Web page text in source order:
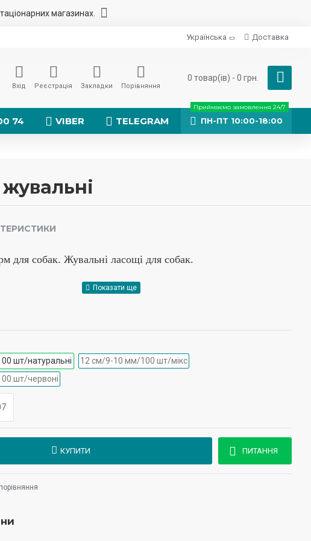
магазинах.
Українська Доставка
Вхід Реєстрація Закладки Порівняння
0 товар(ів) - 0 грн.
74 VIBER TELEGRAM ПН-ПТ 10:00-18:00
Приймаємо замовлення 24/7
для собак. Жувальні ласощі для собак.
білок 76,6%, сира зола 5,8%, сире волокно 1,2%.
шт/натуральні
12 см/9-10 мм/100 шт/мікс
шт/червоні
КУПИТИ ПИТАННЯ
порівняння